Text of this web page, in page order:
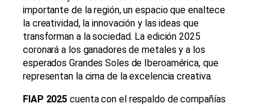
importante de la región, un espacio que enaltece
la creatividad, la innovación y las ideas que
transforman a la sociedad. La edición 2025
coronará a los ganadores de metales y a los
esperados Grandes Soles de Iberoamérica, que
representan la cima de la excelencia creativa.
FIAP 2025 cuenta con el respaldo de compañías